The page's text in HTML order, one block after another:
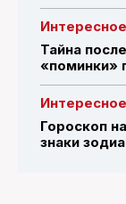
Интересное
Тайна
«поминки»
Интересное
Гороскоп
знаки